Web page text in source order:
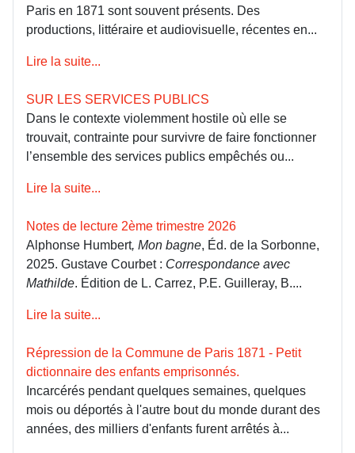
Paris en 1871 sont souvent présents. Des
productions, littéraire et audiovisuelle, récentes en...
Lire la suite...
SUR LES SERVICES PUBLICS
Dans le contexte violemment hostile où elle se
trouvait, contrainte pour survivre de faire fonctionner
l’ensemble des services publics empêchés ou...
Lire la suite...
Notes de lecture 2ème trimestre 2026
Alphonse Humbert, Mon bagne, Éd. de la Sorbonne,
2025. Gustave Courbet : Correspondance avec
Mathilde. Édition de L. Carrez, P.E. Guilleray, B....
Lire la suite...
Répression de la Commune de Paris 1871 - Petit
dictionnaire des enfants emprisonnés.
Incarcérés pendant quelques semaines, quelques
mois ou déportés à l'autre bout du monde durant des
années, des milliers d'enfants furent arrêtés à...